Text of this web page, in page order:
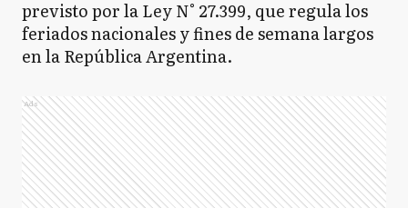
previsto por la Ley N° 27.399, que regula los
feriados nacionales y fines de semana largos
en la República Argentina.
Ads